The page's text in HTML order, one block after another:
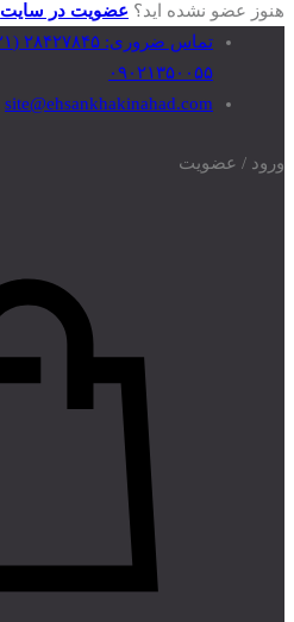
هنوز عضو نشده اید؟ عضویت در سایت
۰۹۰۲۱۳۵۰۰۵۵
site@ehsankhakinahad.com
ورود / عضویت